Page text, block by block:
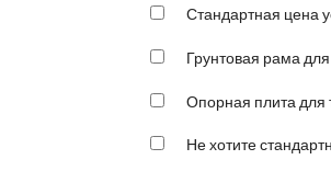
Стандартная цена
Грунтовая рама
Опорная плита для
Не хотите